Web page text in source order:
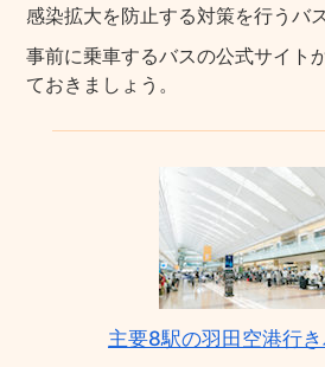
感染拡大を防止する対策を行うバ
事前に乗車するバスの公式サイト
ておきましょう。
主要8駅の羽田空港行